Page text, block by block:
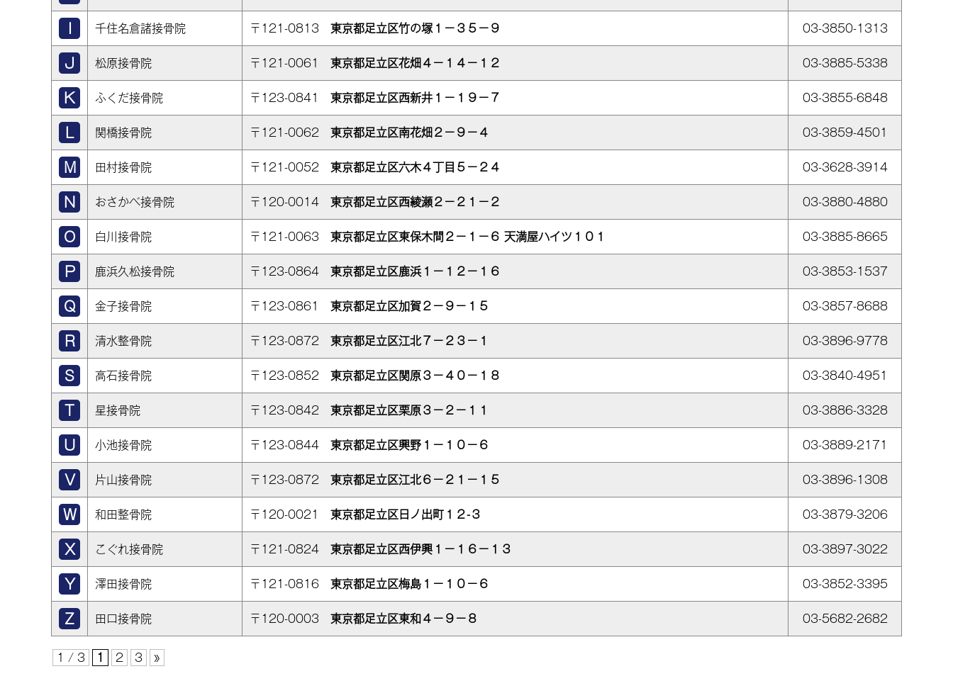
千住名倉諸接骨院 〒121-0813 東京都足立区竹の塚１－３５－９ 03-3850-1313
松原接骨院 〒121-0061 東京都足立区花畑４－１４－１２ 03-3885-5338
ふくだ接骨院 〒123-0841 東京都足立区西新井１－１９－７ 03-3855-6848
関橋接骨院 〒121-0062 東京都足立区南花畑２－９－４ 03-3859-4501
田村接骨院 〒121-0052 東京都足立区六木４丁目５－２４ 03-3628-3914
おさかべ接骨院 〒120-0014 東京都足立区西綾瀬２－２１－２ 03-3880-4880
白川接骨院 〒121-0063 東京都足立区東保木間２－１－６ 天満屋ハイツ１０１ 03-3885-8665
鹿浜久松接骨院 〒123-0864 東京都足立区鹿浜１－１２－１６ 03-3853-1537
金子接骨院 〒123-0861 東京都足立区加賀２－９－１５ 03-3857-8688
清水整骨院 〒123-0872 東京都足立区江北７－２３－１ 03-3896-9778
高石接骨院 〒123-0852 東京都足立区関原３－４０－１８ 03-3840-4951
星接骨院 〒123-0842 東京都足立区栗原３－２－１１ 03-3886-3328
小池接骨院 〒123-0844 東京都足立区興野１－１０－６ 03-3889-2171
片山接骨院 〒123-0872 東京都足立区江北６－２１－１５ 03-3896-1308
和田整骨院 〒120-0021 東京都足立区日ノ出町１２-３ 03-3879-3206
こぐれ接骨院 〒121-0824 東京都足立区西伊興１－１６－１３ 03-3897-3022
澤田接骨院 〒121-0816 東京都足立区梅島１－１０－６ 03-3852-3395
田口接骨院 〒120-0003 東京都足立区東和４－９－８ 03-5682-2682
1 / 3 1 2 3 »